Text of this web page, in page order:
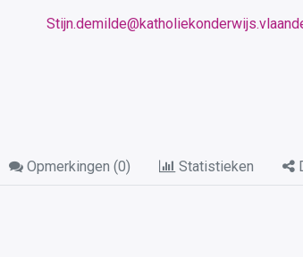
Opmerkingen (0) Statistieken